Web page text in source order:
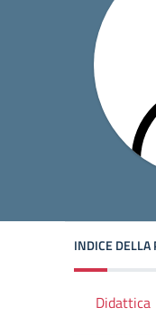
INDICE DELLA
Didattica